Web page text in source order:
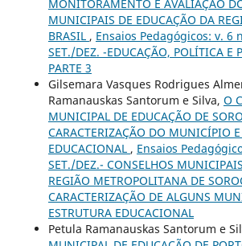
MONITORAMENTO E AVALIAÇÃO
MUNICIPAIS DE EDUCAÇÃO DA
BRASIL , Ensaios Pedagógicos: v. 6
SET./DEZ. -EDUCAÇÃO, POLÍTICA E
PARTE 3
Gilsemara Vasques Rodrigues
Ramanauskas Santorum e Silva, O
MUNICIPAL DE EDUCAÇÃO DE
CARACTERIZAÇÃO DO MUNICÍPIO E
EDUCACIONAL , Ensaios
SET./DEZ.- CONSELHOS
REGIÃO METROPOLITANA DE
CARACTERIZAÇÃO DE ALGUNS
ESTRUTURA EDUCACIONAL
Petula Ramanauskas Santorum e